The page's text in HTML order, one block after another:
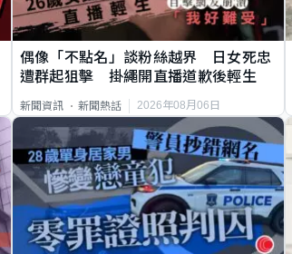
偶像「不點名」談粉絲越界 日女死忠
遭群起狙擊 掛繩開直播道歉後輕生
新聞資訊 新聞熱話 2026年08月06日